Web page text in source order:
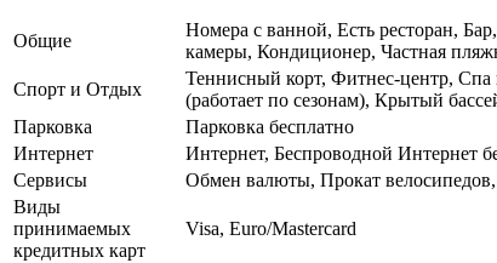
Общие
Номера с ванной, Есть ресторан,
камеры, Кондиционер, Частная
Спорт и Отдых
Теннисный корт, Фитнес-центр, Спа
(работает по сезонам), Крытый
Парковка
Парковка бесплатно
Интернет
Интернет, Беспроводной Интернет
Сервисы
Обмен валюты, Прокат
Виды
принимаемых
кредитных карт
Visa, Euro/Mastercard